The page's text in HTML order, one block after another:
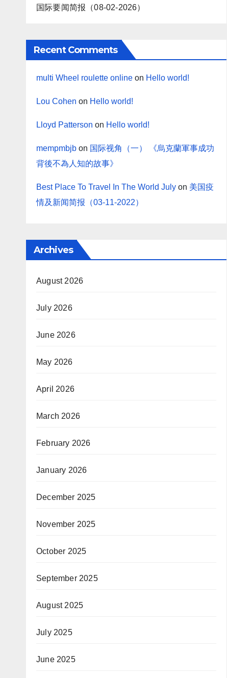
国际要闻简报（08-02-2026）
Recent Comments
multi Wheel roulette online on Hello world!
Lou Cohen on Hello world!
Lloyd Patterson on Hello world!
mempmbjb on 国际视角（一） 《烏克蘭軍事成功
背後不為人知的故事》
Best Place To Travel In The World July on 美国疫
情及新闻简报（03-11-2022）
Archives
August 2026
July 2026
June 2026
May 2026
April 2026
March 2026
February 2026
January 2026
December 2025
November 2025
October 2025
September 2025
August 2025
July 2025
June 2025